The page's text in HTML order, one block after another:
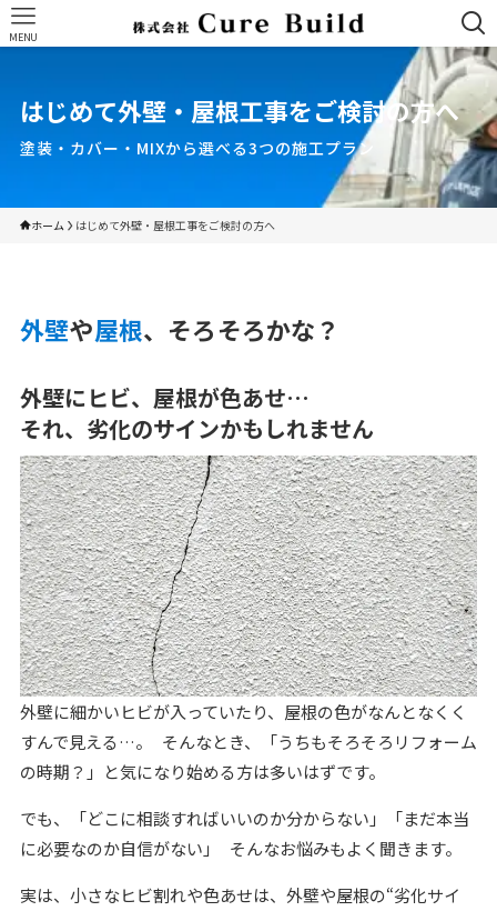
MENU
はじめて外壁・屋根工事をご検討の方へ
塗装・カバー・MIXから選べる3つの施工プラン
ホーム はじめて外壁・屋根工事をご検討の方へ
外壁や屋根、そろそろかな？
外壁にヒビ、屋根が色あせ…
それ、劣化のサインかもしれません
外壁に細かいヒビが入っていたり、屋根の色がなんとなくく
すんで見える…。 そんなとき、「うちもそろそろリフォーム
の時期？」と気になり始める方は多いはずです。
でも、「どこに相談すればいいのか分からない」「まだ本当
に必要なのか自信がない」 そんなお悩みもよく聞きます。
実は、小さなヒビ割れや色あせは、外壁や屋根の“劣化サイ